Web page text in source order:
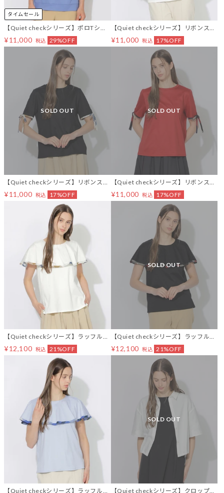
タイムセール
【Quiet checkシリーズ】ポロTシャ
ツ
¥11,000 税込 29%OFF
【Quiet checkシリーズ】リボンスリ
ーブT
¥11,000 税込 17%OFF
SOLD OUT
【Quiet checkシリーズ】リボンスリ
ーブT
¥11,000 税込 17%OFF
SOLD OUT
【Quiet checkシリーズ】リボンスリ
ーブT
¥11,000 税込 17%OFF
【Quiet checkシリーズ】ラッフルケ
ープトップス
¥12,100 税込 21%OFF
SOLD OUT
【Quiet checkシリーズ】ラッフルケ
ープトップス
¥12,100 税込 21%OFF
【Quiet checkシリーズ】ラッフルケ
SOLD OUT
【Quiet checkシリーズ】クロップド